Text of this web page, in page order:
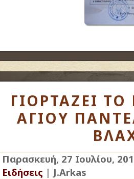
ΓΙΟΡΤΑΖΕΙ
ΑΓΙΟΥ
Παρασκευή, 27 Ιουλίου,
Ειδήσεις | J.Arkas